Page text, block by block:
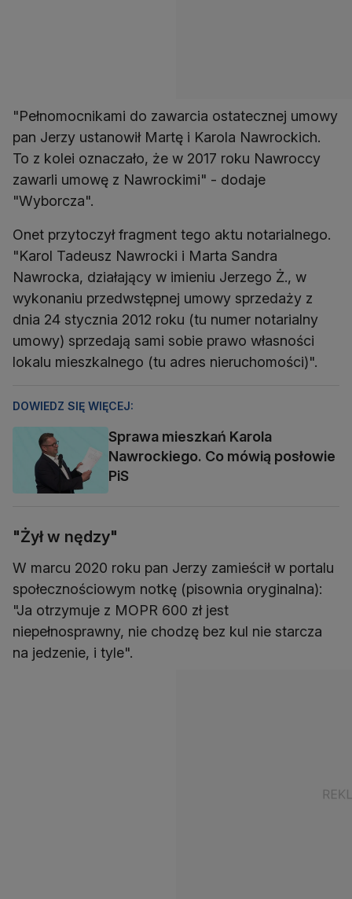
"Pełnomocnikami do zawarcia ostatecznej umowy
pan Jerzy ustanowił Martę i Karola Nawrockich.
To z kolei oznaczało, że w 2017 roku Nawroccy
zawarli umowę z Nawrockimi" - dodaje
"Wyborcza".
Onet przytoczył fragment tego aktu notarialnego.
"Karol Tadeusz Nawrocki i Marta Sandra
Nawrocka, działający w imieniu Jerzego Ż., w
wykonaniu przedwstępnej umowy sprzedaży z
dnia 24 stycznia 2012 roku (tu numer notarialny
umowy) sprzedają sami sobie prawo własności
lokalu mieszkalnego (tu adres nieruchomości)".
DOWIEDZ SIĘ WIĘCEJ:
Sprawa mieszkań Karola
Nawrockiego. Co mówią posłowie
PiS
"Żył w nędzy"
W marcu 2020 roku pan Jerzy zamieścił w portalu
społecznościowym notkę (pisownia oryginalna):
"Ja otrzymuje z MOPR 600 zł jest
niepełnosprawny, nie chodzę bez kul nie starcza
na jedzenie, i tyle".